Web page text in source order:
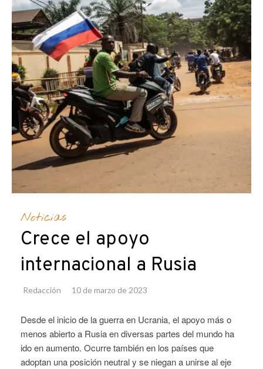
Noticias
Crece el apoyo
internacional a Rusia
Redacción 10 de marzo de 2023
Desde el inicio de la guerra en Ucrania, el apoyo más o
menos abierto a Rusia en diversas partes del mundo ha
ido en aumento. Ocurre también en los países que
adoptan una posición neutral y se niegan a unirse al eje